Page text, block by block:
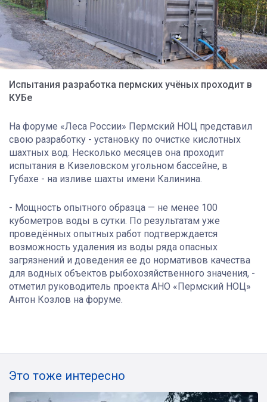
Испытания разработка пермских учёных проходит в
КУБе
На форуме «Леса России» Пермский НОЦ представил
свою разработку - установку по очистке кислотных
шахтных вод. Несколько месяцев она проходит
испытания в Кизеловском угольном бассейне, в
Губахе - на изливе шахты имени Калинина.
- Мощность опытного образца — не менее 100
кубометров воды в сутки. По результатам уже
проведённых опытных работ подтверждается
возможность удаления из воды ряда опасных
загрязнений и доведения ее до нормативов качества
для водных объектов рыбохозяйственного значения, -
отметил руководитель проекта АНО «Пермский НОЦ»
Антон Козлов на форуме.
Это тоже интересно